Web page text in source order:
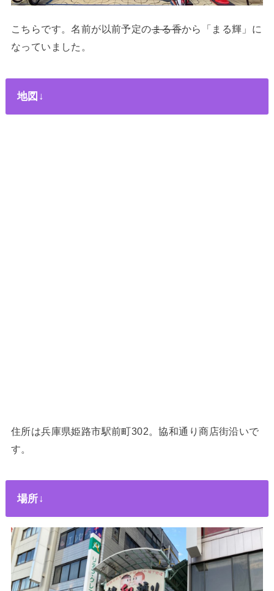
こちらです。名前が以前予定のまる香から「まる輝」に
なっていました。
地図↓
住所は兵庫県姫路市駅前町302。協和通り商店街沿いで
す。
場所↓